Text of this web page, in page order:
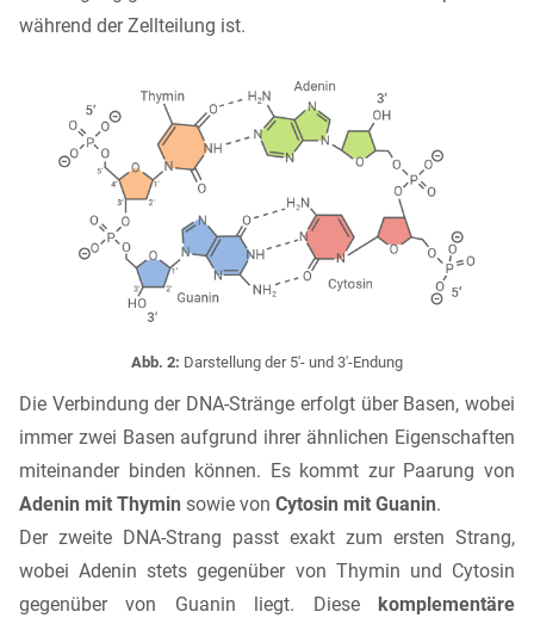
während der Zellteilung ist.
Abb. 2: Darstellung der 5'- und 3'-Endung
Die Verbindung der DNA-Stränge erfolgt über Basen, wobei
immer zwei Basen aufgrund ihrer ähnlichen Eigenschaften
miteinander binden können. Es kommt zur Paarung von
Adenin mit Thymin sowie von Cytosin mit Guanin.
Der zweite DNA-Strang passt exakt zum ersten Strang,
wobei Adenin stets gegenüber von Thymin und Cytosin
gegenüber von Guanin liegt. Diese komplementäre